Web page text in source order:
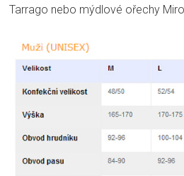
Tarrago nebo mýdlové ořechy